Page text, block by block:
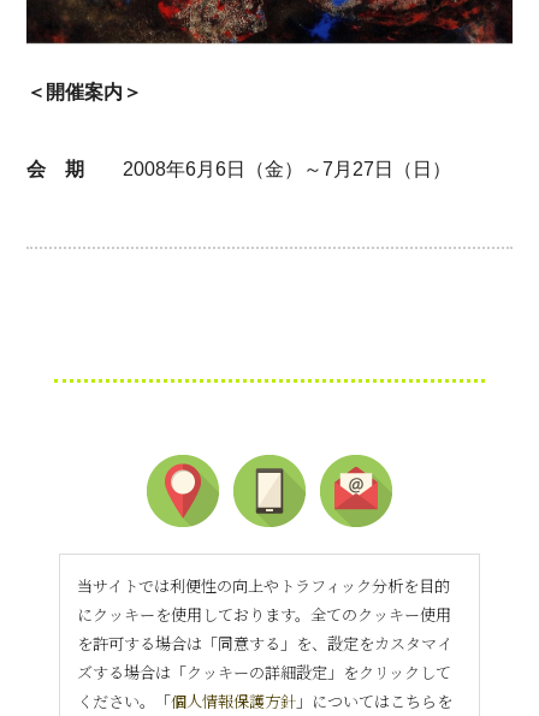
＜開催案内＞
会 期 2008年6月6日（金）～7月27日（日）
当サイトでは利便性の向上やトラフィック分析を目的
にクッキーを使用しております。全てのクッキー使用
を許可する場合は「同意する」を、設定をカスタマイ
ズする場合は「クッキーの詳細設定」をクリックして
ください。「個人情報保護方針 」についてはこちらを